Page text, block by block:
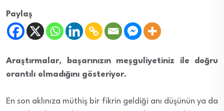
Paylaş
Araştırmalar, başarınızın meşguliyetiniz ile doğru
orantılı olmadığını gösteriyor.
En son aklınıza müthiş bir fikrin geldiği anı düşünün ya da